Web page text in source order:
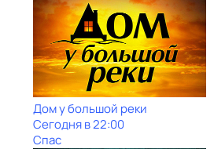
Дом у большой реки
Сегодня в 22:00
Спас